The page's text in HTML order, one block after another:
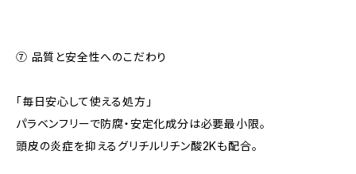
⑦ 品質と安全性へのこだわり
「毎日安心して使える処方」
パラベンフリーで防腐・安定化成分は必要最小限。
頭皮の炎症を抑えるグリチルリチン酸2Kも配合。